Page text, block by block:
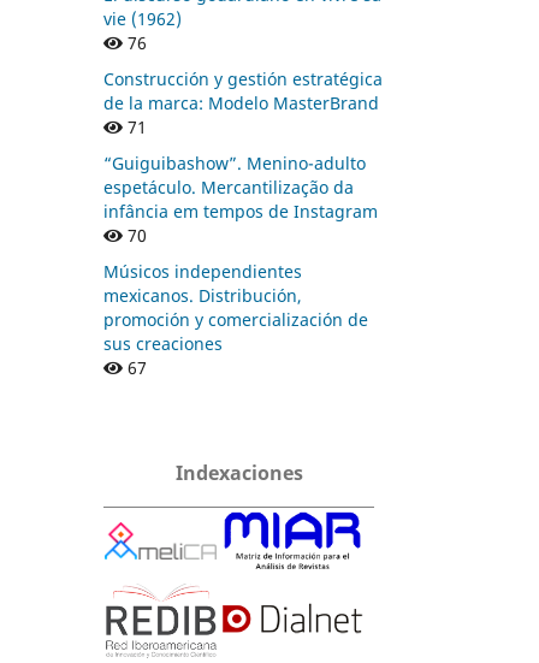
vie (1962)
76
Construcción y gestión estratégica
de la marca: Modelo MasterBrand
71
“Guiguibashow”. Menino-adulto
espetáculo. Mercantilização da
infância em tempos de Instagram
70
Músicos independientes
mexicanos. Distribución,
promoción y comercialización de
sus creaciones
67
Indexaciones